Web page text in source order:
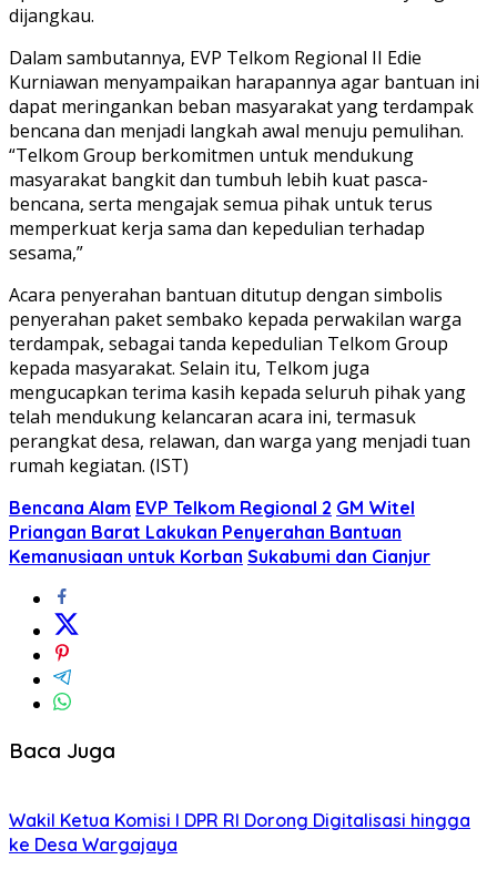
dijangkau.
Dalam sambutannya, EVP Telkom Regional II Edie
Kurniawan menyampaikan harapannya agar bantuan ini
dapat meringankan beban masyarakat yang terdampak
bencana dan menjadi langkah awal menuju pemulihan.
“Telkom Group berkomitmen untuk mendukung
masyarakat bangkit dan tumbuh lebih kuat pasca-
bencana, serta mengajak semua pihak untuk terus
memperkuat kerja sama dan kepedulian terhadap
sesama,”
Acara penyerahan bantuan ditutup dengan simbolis
penyerahan paket sembako kepada perwakilan warga
terdampak, sebagai tanda kepedulian Telkom Group
kepada masyarakat. Selain itu, Telkom juga
mengucapkan terima kasih kepada seluruh pihak yang
telah mendukung kelancaran acara ini, termasuk
perangkat desa, relawan, dan warga yang menjadi tuan
rumah kegiatan. (IST)
Bencana Alam EVP Telkom Regional 2 GM Witel
Priangan Barat Lakukan Penyerahan Bantuan
Kemanusiaan untuk Korban Sukabumi dan Cianjur
Baca Juga
Wakil Ketua Komisi I DPR RI Dorong Digitalisasi hingga
ke Desa Wargajaya